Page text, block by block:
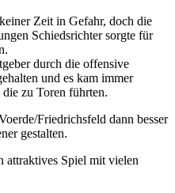
Zeit in Gefahr, doch die
Schiedsrichter sorgte für
durch die offensive
und es kam immer
zu Toren führten.
Friedrichsfeld dann besser
gestalten.
attraktives Spiel mit vielen